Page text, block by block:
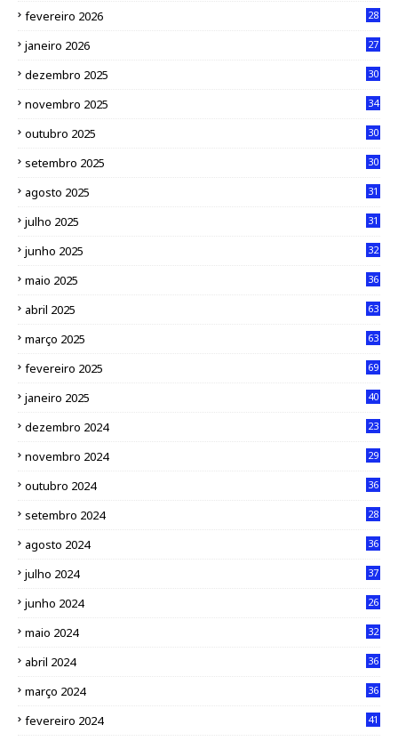
fevereiro 2026 28
janeiro 2026 27
dezembro 2025 30
novembro 2025 34
outubro 2025 30
setembro 2025 30
agosto 2025 31
julho 2025 31
junho 2025 32
maio 2025 36
abril 2025 63
março 2025 63
fevereiro 2025 69
janeiro 2025 40
dezembro 2024 23
novembro 2024 29
outubro 2024 36
setembro 2024 28
agosto 2024 36
julho 2024 37
junho 2024 26
maio 2024 32
abril 2024 36
março 2024 36
fevereiro 2024 41